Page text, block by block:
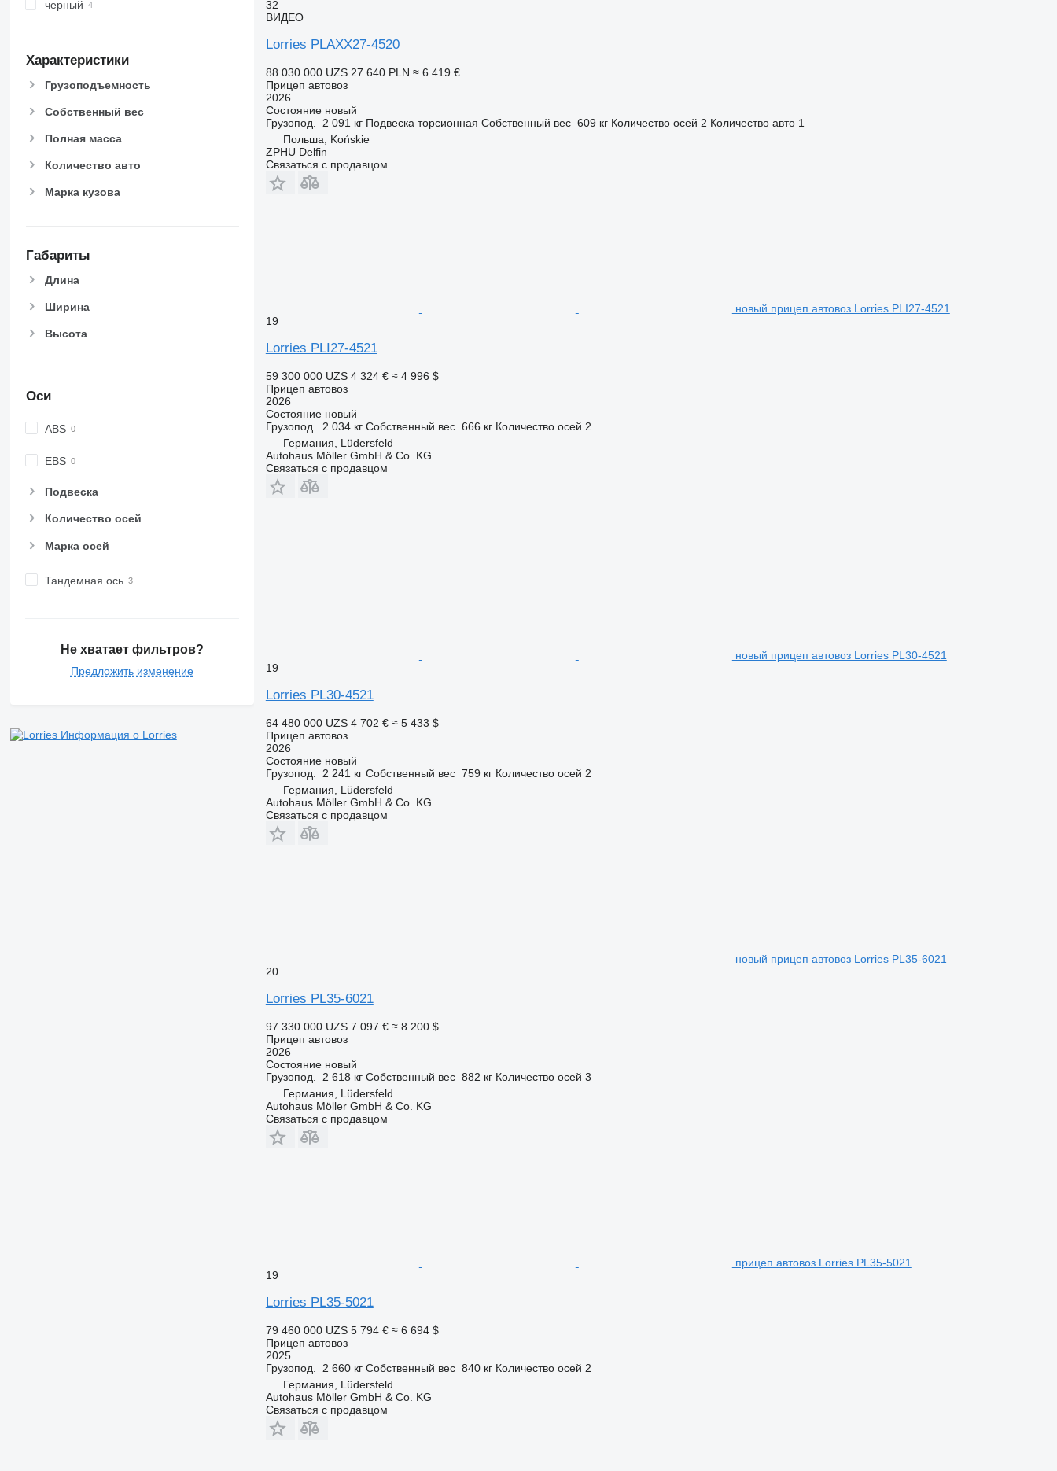
черный
Характеристики
Грузоподъемность
Собственный вес
Полная масса
Количество авто
Марка кузова
Габариты
Длина
Ширина
Высота
Оси
ABS
EBS
Подвеска
Количество осей
Марка осей
Тандемная ось
Не хватает фильтров?
Предложить изменение
Информация о Lorries
32
ВИДЕО
Lorries PLAXX27-4520
88 030 000 UZS 27 640 PLN ≈ 6 419 €
Прицеп автовоз
2026
Состояниеновый
Грузопод.
2 091 кг Подвеска торсионная Собственный вес 609 кг Количество осей 2 Количество авто 1
Польша, Końskie
ZPHU Delfin
Связаться с продавцом
новый прицеп автовоз Lorries PLI27-4521
19
Lorries PLI27-4521
59 300 000 UZS 4 324 € ≈ 4 996 $
Прицеп автовоз
2026
Состояниеновый
Грузопод.
2 034 кг Собственный вес 666 кг Количество осей 2
Германия, Lüdersfeld
Autohaus Möller GmbH & Co. KG
Связаться с продавцом
новый прицеп автовоз Lorries PL30-4521
19
Lorries PL30-4521
64 480 000 UZS 4 702 € ≈ 5 433 $
Прицеп автовоз
2026
Состояниеновый
Грузопод.
2 241 кг Собственный вес 759 кг Количество осей 2
Германия, Lüdersfeld
Autohaus Möller GmbH & Co. KG
Связаться с продавцом
новый прицеп автовоз Lorries PL35-6021
20
Lorries PL35-6021
97 330 000 UZS 7 097 € ≈ 8 200 $
Прицеп автовоз
2026
Состояниеновый
Грузопод.
2 618 кг Собственный вес 882 кг Количество осей 3
Германия, Lüdersfeld
Autohaus Möller GmbH & Co. KG
Связаться с продавцом
прицеп автовоз Lorries PL35-5021
19
Lorries PL35-5021
79 460 000 UZS 5 794 € ≈ 6 694 $
Прицеп автовоз
2025
Грузопод.
2 660 кг Собственный вес 840 кг Количество осей 2
Германия, Lüdersfeld
Autohaus Möller GmbH & Co. KG
Связаться с продавцом